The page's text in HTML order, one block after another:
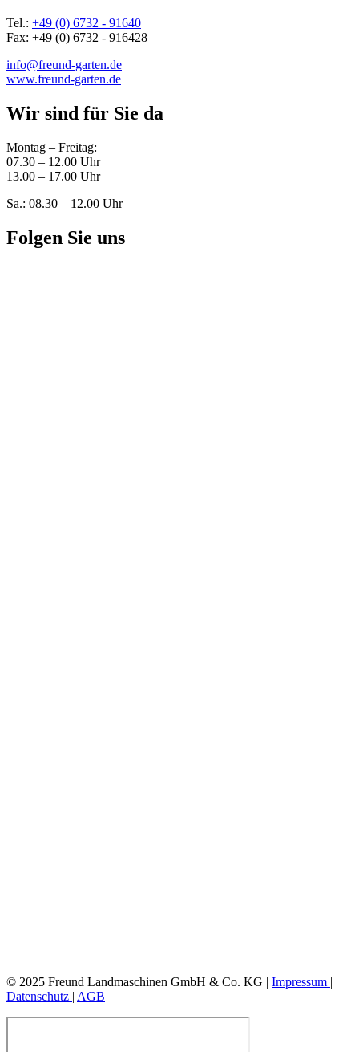
Tel.: +49 (0) 6732 - 91640
Fax: +49 (0) 6732 - 916428
info@freund-garten.de
www.freund-garten.de
Wir sind für Sie da
Montag – Freitag:
07.30 – 12.00 Uhr
13.00 – 17.00 Uhr
Sa.: 08.30 – 12.00 Uhr
Folgen Sie uns
© 2025 Freund Landmaschinen GmbH & Co. KG | Impressum |
Datenschutz | AGB